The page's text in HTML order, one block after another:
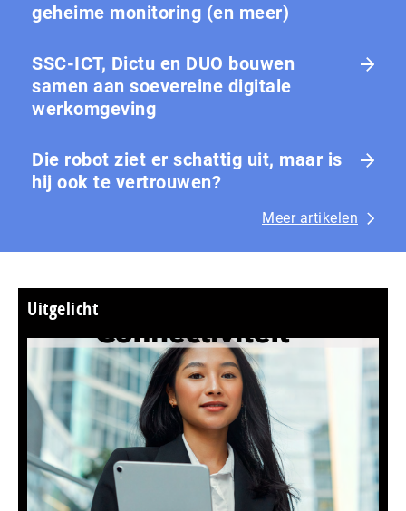
geheime monitoring (en meer)
SSC-ICT, Dictu en DUO bouwen
samen aan soevereine digitale
werkomgeving
Die robot ziet er schattig uit, maar is
hij ook te vertrouwen?
Meer artikelen
Uitgelicht